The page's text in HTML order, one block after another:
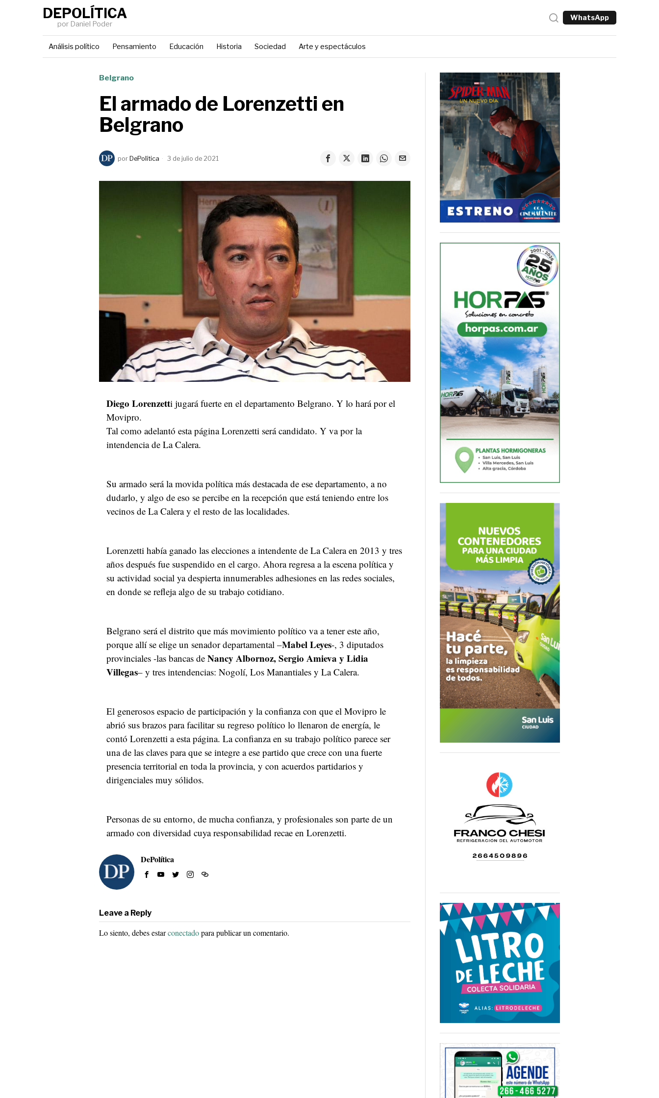
DEPOLÍTICA
por Daniel Poder
WhatsApp
Análisis político Pensamiento Educación Historia Sociedad Arte y espectáculos
Belgrano
El armado de Lorenzetti en
Belgrano
por DePolítica 3 de julio de 2021
Diego Lorenzetti jugará fuerte en el departamento Belgrano. Y lo hará por el
Movipro.
Tal como adelantó esta página Lorenzetti será candidato. Y va por la
intendencia de La Calera.
Su armado será la movida política más destacada de ese departamento, a no
dudarlo, y algo de eso se percibe en la recepción que está teniendo entre los
vecinos de La Calera y el resto de las localidades.
Lorenzetti había ganado las elecciones a intendente de La Calera en 2013 y tres
años después fue suspendido en el cargo. Ahora regresa a la escena política y
su actividad social ya despierta innumerables adhesiones en las redes sociales,
en donde se refleja algo de su trabajo cotidiano.
Belgrano será el distrito que más movimiento político va a tener este año,
porque allí se elige un senador departamental –Mabel Leyes-, 3 diputados
provinciales -las bancas de Nancy Albornoz, Sergio Amieva y Lidia
Villegas– y tres intendencias: Nogolí, Los Manantiales y La Calera.
El generosos espacio de participación y la confianza con que el Movipro le
abrió sus brazos para facilitar su regreso político lo llenaron de energía, le
contó Lorenzetti a esta página. La confianza en su trabajo político parece ser
una de las claves para que se integre a ese partido que crece con una fuerte
presencia territorial en toda la provincia, y con acuerdos partidarios y
dirigenciales muy sólidos.
Personas de su entorno, de mucha confianza, y profesionales son parte de un
armado con diversidad cuya responsabilidad recae en Lorenzetti.
DePolítica
Leave a Reply
Lo siento, debes estarconectadopara publicar un comentario.